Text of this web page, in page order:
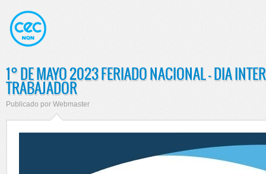
1° DE MAYO 2023 FERIADO NACIONAL - DIA
TRABAJADOR
Publicado por Webmaster